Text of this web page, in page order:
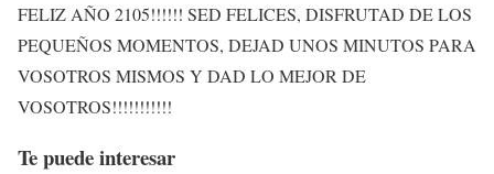
FELIZ AÑO 2105!!!!!! SED FELICES, DISFRUTAD DE LOS
PEQUEÑOS MOMENTOS, DEJAD UNOS MINUTOS PARA
VOSOTROS MISMOS Y DAD LO MEJOR DE
VOSOTROS!!!!!!!!!!!
Te puede interesar